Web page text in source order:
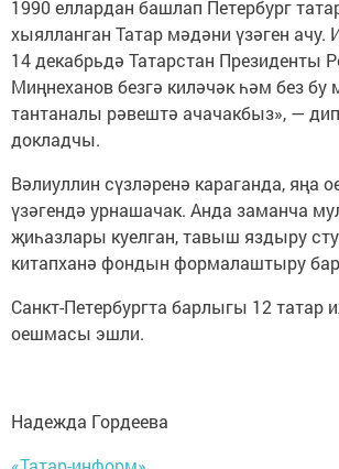
1990 еллардан башлап Петербург
хыялланган Татар мәдәни үзәген ачу.
14 декабрьдә Татарстан Президенты
Миңнеханов безгә киләчәк һәм без
тантаналы рәвештә ачачакбыз», —
докладчы.
Вәлиуллин сүзләренә караганда, яңа
үзәгендә урнашачак. Анда заманча
җиһазлары куелган, тавыш яздыру
китапханә фондын формалаштыру
Санкт-Петербургта барлыгы 12 татар
оешмасы эшли.
Надежда Гордеева